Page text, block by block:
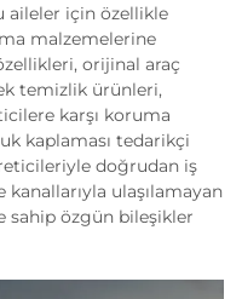
aileler için özellikle
malzemelerine
orijinal araç
temizlik ürünleri,
karşı koruma
kaplaması tedarikçi
doğrudan iş
ulaşılamayan
sahip özgün bileşikler